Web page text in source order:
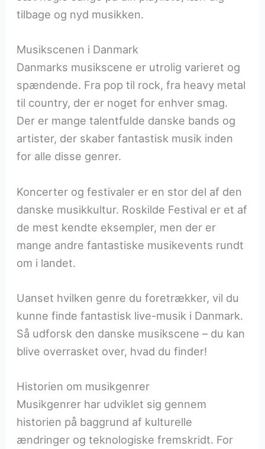
tilbage og nyd musikken.
Musikscenen i Danmark
Danmarks musikscene er utrolig varieret og
spændende. Fra pop til rock, fra heavy metal
til country, der er noget for enhver smag.
Der er mange talentfulde danske bands og
artister, der skaber fantastisk musik inden
for alle disse genrer.
Koncerter og festivaler er en stor del af den
danske musikkultur. Roskilde Festival er et af
de mest kendte eksempler, men der er
mange andre fantastiske musikevents rundt
om i landet.
Uanset hvilken genre du foretrækker, vil du
kunne finde fantastisk live-musik i Danmark.
Så udforsk den danske musikscene – du kan
blive overrasket over, hvad du finder!
Historien om musikgenrer
Musikgenrer har udviklet sig gennem
historien på baggrund af kulturelle
ændringer og teknologiske fremskridt. For